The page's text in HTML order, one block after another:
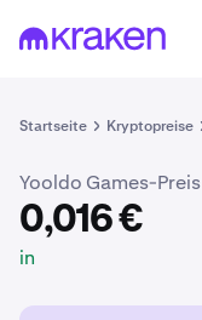
Startseite Kryptopreise
0,016 €
Yooldo Games-Preis
0,016 €
in